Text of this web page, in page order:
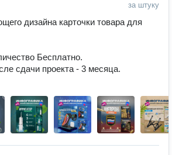
за штуку
дизайна карточки товара для
Бесплатно.
сдачи проекта - 3 месяца.